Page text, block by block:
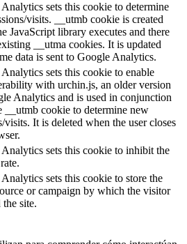
sets this cookie to determine
visits. __utmb cookie is created
JavaScript library executes and there
__utma cookies. It is updated
data is sent to Google Analytics.
sets this cookie to enable
with urchin.js, an older version
Analytics and is used in conjunction
__utmb cookie to determine new
visits. It is deleted when the user closes
sets this cookie to inhibit the
sets this cookie to store the
or campaign by which the visitor
the site.